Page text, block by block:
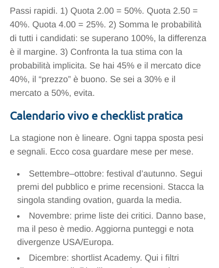
Passi rapidi. 1) Quota 2.00 = 50%. Quota 2.50 =
40%. Quota 4.00 = 25%. 2) Somma le probabilità
di tutti i candidati: se superano 100%, la differenza
è il margine. 3) Confronta la tua stima con la
probabilità implicita. Se hai 45% e il mercato dice
40%, il “prezzo” è buono. Se sei a 30% e il
mercato a 50%, evita.
Calendario vivo e checklist pratica
La stagione non è lineare. Ogni tappa sposta pesi
e segnali. Ecco cosa guardare mese per mese.
Settembre–ottobre: festival d’autunno. Segui
premi del pubblico e prime recensioni. Stacca la
singola standing ovation, guarda la media.
Novembre: prime liste dei critici. Danno base,
ma il peso è medio. Aggiorna punteggi e nota
divergenze USA/Europa.
Dicembre: shortlist Academy. Qui i filtri